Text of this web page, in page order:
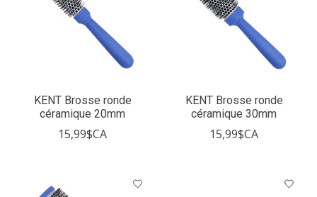
KENT Brosse ronde
céramique 20mm
15,99$CA
KENT Brosse ronde
céramique 30mm
15,99$CA